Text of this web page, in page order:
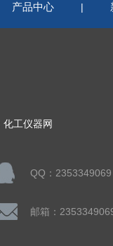
产品中心 |
化工仪器网
QQ：2353349069
邮箱：